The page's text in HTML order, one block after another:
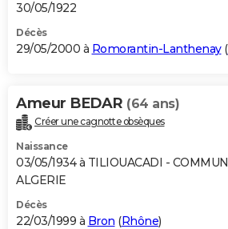
30/05/1922
Décès
29/05/2000 à Romorantin-Lanthenay(
Ameur BEDAR (64 ans)
Créer une cagnotte obsèques
Naissance
03/05/1934 à TILIOUACADI -
ALGERIE
Décès
22/03/1999 à Bron (Rhône)